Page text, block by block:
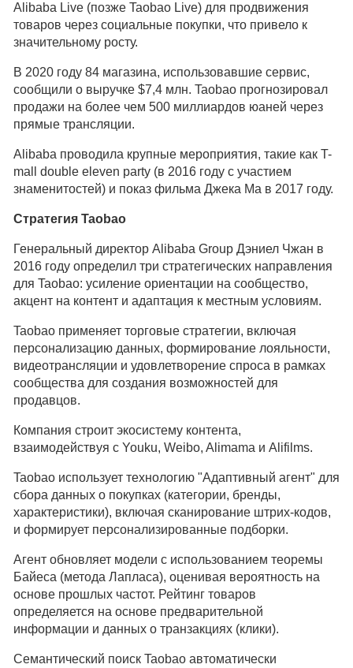
Alibaba Live (позже Taobao Live) для продвижения
товаров через социальные покупки, что привело к
значительному росту.
В 2020 году 84 магазина, использовавшие сервис,
сообщили о выручке $7,4 млн. Taobao прогнозировал
продажи на более чем 500 миллиардов юаней через
прямые трансляции.
Alibaba проводила крупные мероприятия, такие как T-
mall double eleven party (в 2016 году с участием
знаменитостей) и показ фильма Джека Ма в 2017 году.
Стратегия Taobao
Генеральный директор Alibaba Group Дэниел Чжан в
2016 году определил три стратегических направления
для Taobao: усиление ориентации на сообщество,
акцент на контент и адаптация к местным условиям.
Taobao применяет торговые стратегии, включая
персонализацию данных, формирование лояльности,
видеотрансляции и удовлетворение спроса в рамках
сообщества для создания возможностей для
продавцов.
Компания строит экосистему контента,
взаимодействуя с Youku, Weibo, Alimama и Alifilms.
Taobao использует технологию "Адаптивный агент" для
сбора данных о покупках (категории, бренды,
характеристики), включая сканирование штрих-кодов,
и формирует персонализированные подборки.
Агент обновляет модели с использованием теоремы
Байеса (метода Лапласа), оценивая вероятность на
основе прошлых частот. Рейтинг товаров
определяется на основе предварительной
информации и данных о транзакциях (клики).
Семантический поиск Taobao автоматически